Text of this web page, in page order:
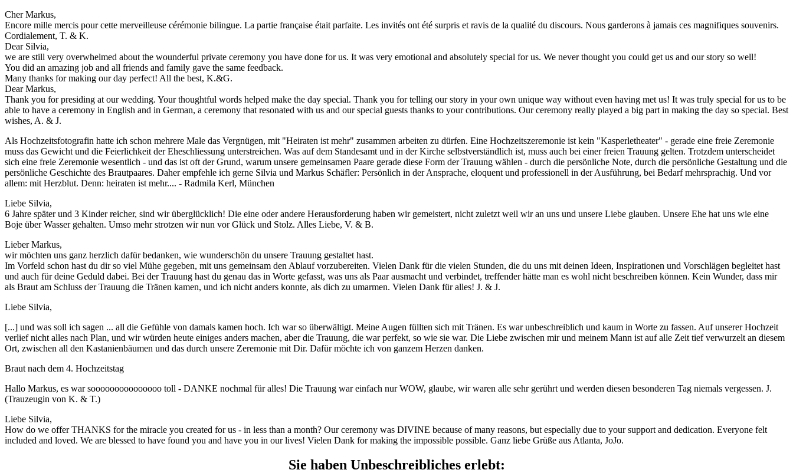
Cher Markus,
Encore mille mercis pour cette merveilleuse cérémonie bilingue. La partie française était parfaite. Les invités ont été surpris et ravis de la qualité du discours. Nous garderons à jamais ces magnifiques souvenirs.
Cordialement, T. & K.
Dear Silvia,
we are still very overwhelmed about the wounderful private ceremony you have done for us. It was very emotional and absolutely special for us. We never thought you could get us and our story so well!
You did an amazing job and all friends and family gave the same feedback.
Many thanks for making our day perfect! All the best, K.&G.
Dear Markus,
Thank you for presiding at our wedding. Your thoughtful words helped make the day special. Thank you for telling our story in your own unique way without even having met us! It was truly special for us to be
able to have a ceremony in English and in German, a ceremony that resonated with us and our special guests thanks to your contributions. Our ceremony really played a big part in making the day so special. Best
wishes, A. & J.
Als Hochzeitsfotografin hatte ich schon mehrere Male das Vergnügen, mit "Heiraten ist mehr" zusammen arbeiten zu dürfen. Eine Hochzeitszeremonie ist kein "Kasperletheater" - gerade eine freie Zeremonie
muss das Gewicht und die Feierlichkeit der Eheschliessung unterstreichen. Was auf dem Standesamt und in der Kirche selbstverständlich ist, muss auch bei einer freien Trauung gelten. Trotzdem unterscheidet
sich eine freie Zeremonie wesentlich - und das ist oft der Grund, warum unsere gemeinsamen Paare gerade diese Form der Trauung wählen - durch die persönliche Note, durch die persönliche Gestaltung und die
persönliche Geschichte des Brautpaares. Daher empfehle ich gerne Silvia und Markus Schäfler: Persönlich in der Ansprache, eloquent und professionell in der Ausführung, bei Bedarf mehrsprachig. Und vor
allem: mit Herzblut. Denn: heiraten ist mehr.... - Radmila Kerl, München
Liebe Silvia,
6 Jahre später und 3 Kinder reicher, sind wir überglücklich! Die eine oder andere Herausforderung haben wir gemeistert, nicht zuletzt weil wir an uns und unsere Liebe glauben. Unsere Ehe hat uns wie eine
Boje über Wasser gehalten. Umso mehr strotzen wir nun vor Glück und Stolz. Alles Liebe, V. & B.
Lieber Markus,
wir möchten uns ganz herzlich dafür bedanken, wie wunderschön du unsere Trauung gestaltet hast.
Im Vorfeld schon hast du dir so viel Mühe gegeben, mit uns gemeinsam den Ablauf vorzubereiten. Vielen Dank für die vielen Stunden, die du uns mit deinen Ideen, Inspirationen und Vorschlägen begleitet hast
und auch für deine Geduld dabei. Bei der Trauung hast du genau das in Worte gefasst, was uns als Paar ausmacht und verbindet, treffender hätte man es wohl nicht beschreiben können. Kein Wunder, dass mir
als Braut am Schluss der Trauung die Tränen kamen, und ich nicht anders konnte, als dich zu umarmen. Vielen Dank für alles! J. & J.
Liebe Silvia,
[...] und was soll ich sagen ... all die Gefühle von damals kamen hoch. Ich war so überwältigt. Meine Augen füllten sich mit Tränen. Es war unbeschreiblich und kaum in Worte zu fassen. Auf unserer Hochzeit
verlief nicht alles nach Plan, und wir würden heute einiges anders machen, aber die Trauung, die war perfekt, so wie sie war. Die Liebe zwischen mir und meinem Mann ist auf alle Zeit tief verwurzelt an diesem
Ort, zwischen all den Kastanienbäumen und das durch unsere Zeremonie mit Dir. Dafür möchte ich von ganzem Herzen danken.
Braut nach dem 4. Hochzeitstag
Hallo Markus, es war sooooooooooooooo toll - DANKE nochmal für alles! Die Trauung war einfach nur WOW, glaube, wir waren alle sehr gerührt und werden diesen besonderen Tag niemals vergessen. J.
(Trauzeugin von K. & T.)
Liebe Silvia,
How do we offer THANKS for the miracle you created for us - in less than a month? Our ceremony was DIVINE because of many reasons, but especially due to your support and dedication. Everyone felt
included and loved. We are blessed to have found you and have you in our lives! Vielen Dank for making the impossible possible. Ganz liebe Grüße aus Atlanta, JoJo.
Sie haben Unbeschreibliches erlebt: